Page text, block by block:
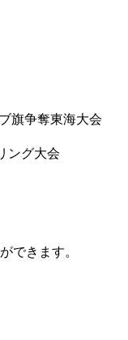
旗争奪東海大会
ング大会
できます。